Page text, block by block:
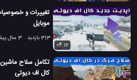
موبایل
313 بازدید
3 سال پیش
04:12
تکامل سلاح
کال اف دیوتی